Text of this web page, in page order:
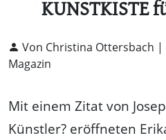
KUNSTKISTE
Von Christina Ottersbach |
Magazin
Mit einem Zitat von
Künstler? eröffneten